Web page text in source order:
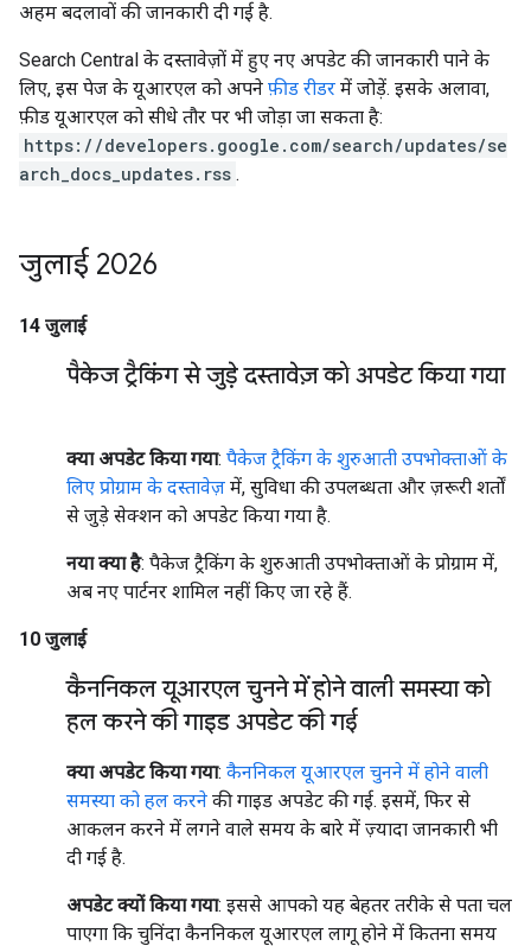
अहम बदलावों की जानकारी दी गई है.
Search Central के दस्तावेज़ों में हुए नए अपडेट की जानकारी पाने के
लिए, इस पेज के यूआरएल को अपने फ़ीड रीडर में जोड़ें. इसके अलावा,
फ़ीड यूआरएल को सीधे तौर पर भी जोड़ा जा सकता है:
https://developers.google.com/search/updates/se
arch_docs_updates.rss .
जुलाई 2026
14 जुलाई
पैकेज ट्रैकिंग से जुड़े दस्तावेज़ को अपडेट किया गया
क्या अपडेट किया गया: पैकेज ट्रैकिंग के शुरुआती उपभोक्ताओं के
लिए प्रोग्राम के दस्तावेज़ में, सुविधा की उपलब्धता और ज़रूरी शर्तों
से जुड़े सेक्शन को अपडेट किया गया है.
नया क्या है: पैकेज ट्रैकिंग के शुरुआती उपभोक्ताओं के प्रोग्राम में,
अब नए पार्टनर शामिल नहीं किए जा रहे हैं.
10 जुलाई
कैननिकल यूआरएल चुनने में होने वाली समस्या को
हल करने की गाइड अपडेट की गई
क्या अपडेट किया गया: कैननिकल यूआरएल चुनने में होने वाली
समस्या को हल करने की गाइड अपडेट की गई. इसमें, फिर से
आकलन करने में लगने वाले समय के बारे में ज़्यादा जानकारी भी
दी गई है.
अपडेट क्यों किया गया: इससे आपको यह बेहतर तरीके से पता चल
पाएगा कि चुनिंदा कैननिकल यूआरएल लागू होने में कितना समय